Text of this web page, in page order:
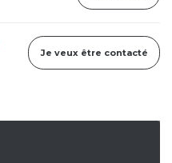
Je veux être contacté